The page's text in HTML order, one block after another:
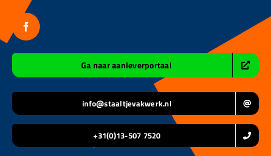
inhoud
Ga naar aanleverportaal
info@staaltjevakwerk.nl
+31(0)13-507 7520